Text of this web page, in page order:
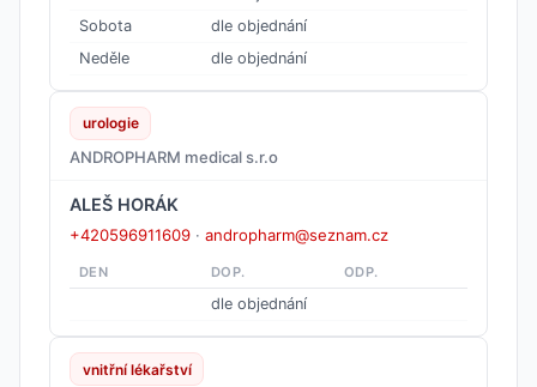
Sobota
dle objednání
Neděle
dle objednání
urologie
ANDROPHARM medical s.r.o
ALEŠ HORÁK
+420596911609 · andropharm@seznam.cz
DEN DOP. ODP.
dle objednání
vnitřní lékařství